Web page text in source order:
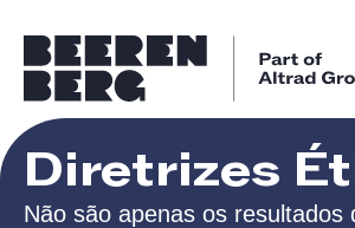
Diretrizes
Não são apenas os resultados